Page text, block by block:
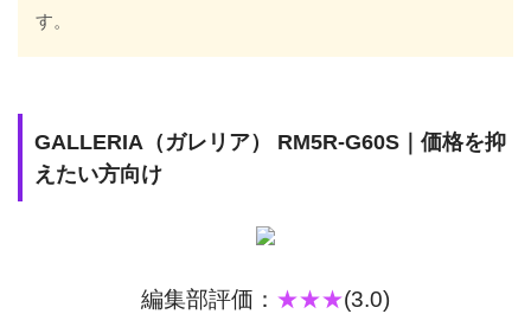
す。
GALLERIA（ガレリア） RM5R-G60S｜価格を抑
えたい方向け
編集部評価： ★★★(3.0)